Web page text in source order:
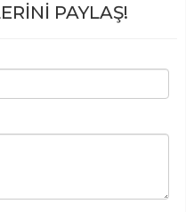
PAYLAŞ!